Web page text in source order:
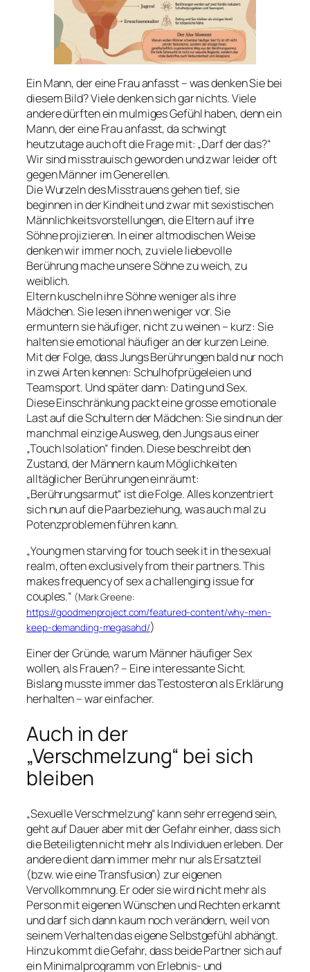
Ein Mann, der eine Frau anfasst – was denken Sie bei
diesem Bild? Viele denken sich gar nichts. Viele
andere dürften ein mulmiges Gefühl haben, denn ein
Mann, der eine Frau anfasst, da schwingt
heutzutage auch oft die Frage mit: „Darf der das?“
Wir sind misstrauisch geworden und zwar leider oft
gegen Männer im Generellen.
Die Wurzeln des Misstrauens gehen tief, sie
beginnen in der Kindheit und zwar mit sexistischen
Männlichkeitsvorstellungen, die Eltern auf ihre
Söhne projizieren. In einer altmodischen Weise
denken wir immer noch, zu viele liebevolle
Berührung mache unsere Söhne zu weich, zu
weiblich.
Eltern kuscheln ihre Söhne weniger als ihre
Mädchen. Sie lesen ihnen weniger vor. Sie
ermuntern sie häufiger, nicht zu weinen – kurz: Sie
halten sie emotional häufiger an der kurzen Leine.
Mit der Folge, dass Jungs Berührungen bald nur noch
in zwei Arten kennen: Schulhofprügeleien und
Teamsport. Und später dann: Dating und Sex.
Diese Einschränkung packt eine grosse emotionale
Last auf die Schultern der Mädchen: Sie sind nun der
manchmal einzige Ausweg, den Jungs aus einer
„Touch Isolation“ finden. Diese beschreibt den
Zustand, der Männern kaum Möglichkeiten
alltäglicher Berührungen einräumt:
„Berührungsarmut“ ist die Folge. Alles konzentriert
sich nun auf die Paarbeziehung, was auch mal zu
Potenzproblemen führen kann.
„Young men starving for touch seek it in the sexual
realm, often exclusively from their partners. This
makes frequency of sex a challenging issue for
couples.“ (Mark Greene:
https://goodmenproject.com/featured-content/why-men-
keep-demanding-megasahd/)
Einer der Gründe, warum Männer häufiger Sex
wollen, als Frauen? – Eine interessante Sicht.
Bislang musste immer das Testosteron als Erklärung
herhalten – war einfacher.
Auch in der
„Verschmelzung“ bei sich
bleiben
„Sexuelle Verschmelzung“ kann sehr erregend sein,
geht auf Dauer aber mit der Gefahr einher, dass sich
die Beteiligten nicht mehr als Individuen erleben. Der
andere dient dann immer mehr nur als Ersatzteil
(bzw. wie eine Transfusion) zur eigenen
Vervollkommnung. Er oder sie wird nicht mehr als
Person mit eigenen Wünschen und Rechten erkannt
und darf sich dann kaum noch verändern, weil von
seinem Verhalten das eigene Selbstgefühl abhängt.
Hinzu kommt die Gefahr, dass beide Partner sich auf
ein Minimalprogramm von Erlebnis- und